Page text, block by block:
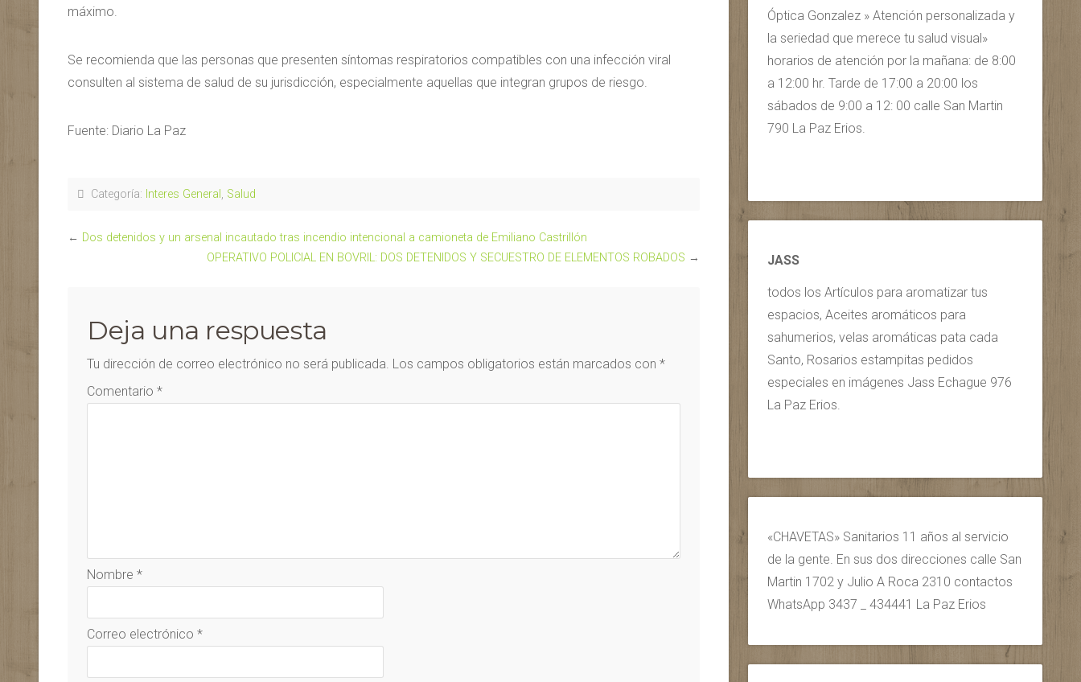
máximo.
Se recomienda que las personas que presenten síntomas respiratorios compatibles con una infección viral
consulten al sistema de salud de su jurisdicción, especialmente aquellas que integran grupos de riesgo.
Fuente: Diario La Paz
Categoría: Interes General , Salud
← Dos detenidos y un arsenal incautado tras incendio intencional a camioneta de Emiliano Castrillón
OPERATIVO POLICIAL EN BOVRIL: DOS DETENIDOS Y SECUESTRO DE ELEMENTOS ROBADOS →
Deja una respuesta
Tu dirección de correo electrónico no será publicada. Los campos obligatorios están marcados con *
Comentario *
Nombre *
Correo electrónico *
Óptica Gonzalez » Atención personalizada y
la seriedad que merece tu salud visual»
horarios de atención por la mañana: de 8:00
a 12:00 hr. Tarde de 17:00 a 20:00 los
sábados de 9:00 a 12: 00 calle San Martin
790 La Paz Erios.
JASS
todos los Artículos para aromatizar tus
espacios, Aceites aromáticos para
sahumerios, velas aromáticas pata cada
Santo, Rosarios estampitas pedidos
especiales en imágenes Jass Echague 976
La Paz Erios.
«CHAVETAS» Sanitarios 11 años al servicio
de la gente. En sus dos direcciones calle San
Martin 1702 y Julio A Roca 2310 contactos
WhatsApp 3437 _ 434441 La Paz Erios